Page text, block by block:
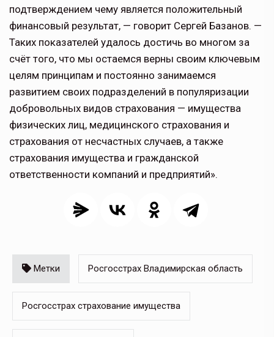
подтверждением чему является положительный
финансовый результат, — говорит Сергей Базанов. —
Таких показателей удалось достичь во многом за
счёт того, что мы остаемся верны своим ключевым
целям принципам и постоянно занимаемся
развитием своих подразделений в популяризации
добровольных видов страхования — имущества
физических лиц, медицинского страхования и
страхования от несчастных случаев, а также
страхования имущества и гражданской
ответственности компаний и предприятий».
Метки Росгосстрах Владимирская область
Росгосстрах страхование имущества